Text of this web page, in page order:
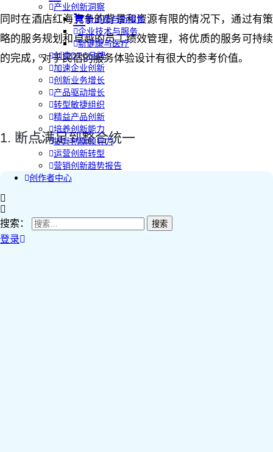
产业创新洞察
新消费与新零售
企业技术与服务
新健康与医疗
创造DTC品牌
加速企业创新
创新业务增长
产品驱动增长
转型敏捷组织
精益产品创新
培养创新能力
提升创新领导力
运营创新转型
营销创新趋势报告
创作者中心
搜索：
登录
同时在酒店红海竞争的背景和资源有限的情况下，通过有策
略的服务规划和卓越的员工绩效管理，将优质的服务可持续
的完成，对于民宿的服务体验设计有很大的参考价值。
1. 断点满足到整合统一